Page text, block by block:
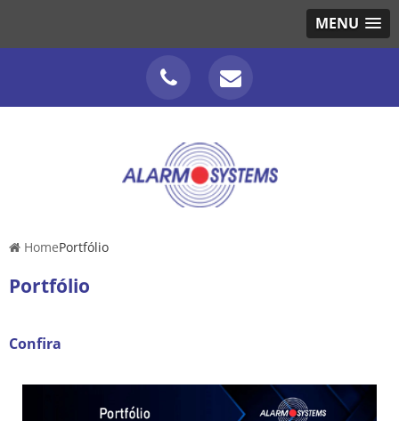
MENU
HomePortfólio
Portfólio
Confira